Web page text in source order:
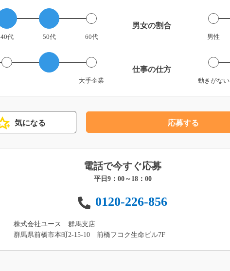
40代 50代 60代
男女の割合
男性
大手企業
仕事の仕方
動きがない
気になる 応募する
電話で今すぐ応募
平日9：00～18：00
0120-226-856
株式会社ユース 群馬支店
群馬県前橋市本町2-15-10 前橋フコク生命ビル7F